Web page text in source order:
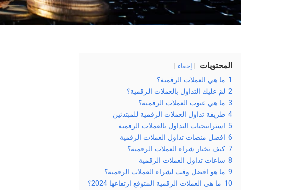
المحتويات إخفاء
1 ما هي العملات الرقمية؟
2 لمَ عليك التداول بالعملات الرقمية؟
3 ما هي عيوب العملات الرقمية؟
4 طريقة تداول العملات الرقمية للمبتدئين
5 استراتيجيات التداول بالعملات الرقمية
6 افضل منصات تداول العملات الرقمية
7 كيف تختار شراء العملات الرقمية؟
8 ساعات تداول العملات الرقمية
9 ما هو افضل وقت لشراء العملات الرقمية؟
10 ما هي العملات الرقمية المتوقع ارتفاعها 2024؟